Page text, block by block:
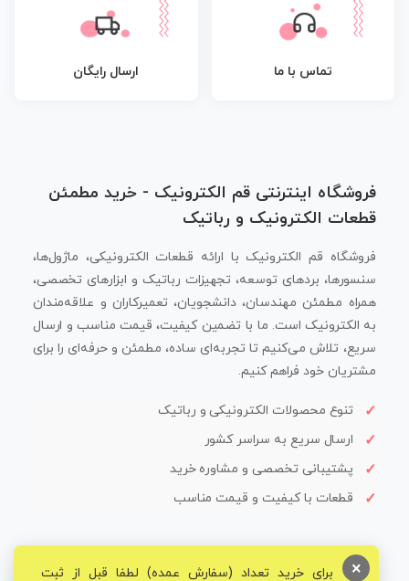
تماس با ما ارسال رایگان
فروشگاه اینترنتی قم الکترونیک - خرید مطمئن
قطعات الکترونیک و رباتیک
فروشگاه قم الکترونیک با ارائه قطعات الکترونیکی، ماژول‌ها،
سنسورها، بردهای توسعه، تجهیزات رباتیک و ابزارهای تخصصی،
همراه مطمئن مهندسان، دانشجویان، تعمیرکاران و علاقه‌مندان
به الکترونیک است. ما با تضمین کیفیت، قیمت مناسب و ارسال
سریع، تلاش می‌کنیم تا تجربه‌ای ساده، مطمئن و حرفه‌ای را برای
مشتریان خود فراهم کنیم.
تنوع محصولات الکترونیکی و رباتیک
ارسال سریع به سراسر کشور
پشتیبانی تخصصی و مشاوره خرید
قطعات با کیفیت و قیمت مناسب
برای خرید تعداد (سفارش عمده) لطفا قبل از ثبت ×